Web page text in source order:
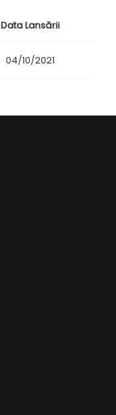
Data Lansării
04/10/2021